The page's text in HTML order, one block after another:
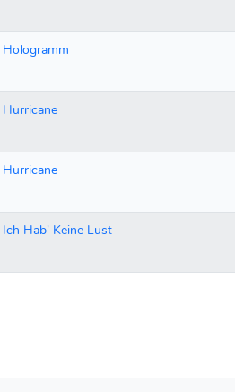
Hologramm
Hurricane
Hurricane
Ich Hab' Keine Lust